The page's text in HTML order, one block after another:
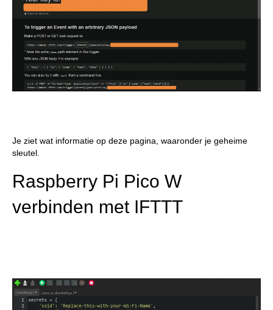
Je ziet wat informatie op deze pagina, waaronder je geheime
sleutel.
Raspberry Pi Pico W
verbinden met IFTTT